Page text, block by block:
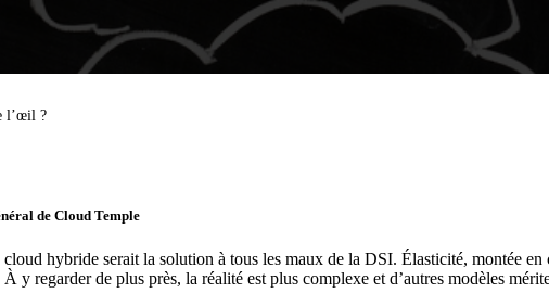
l’œil ?
de Cloud Temple
hybride serait la solution à tous les maux de la DSI. Élasticité, montée
y regarder de plus près, la réalité est plus complexe et d’autres modèles